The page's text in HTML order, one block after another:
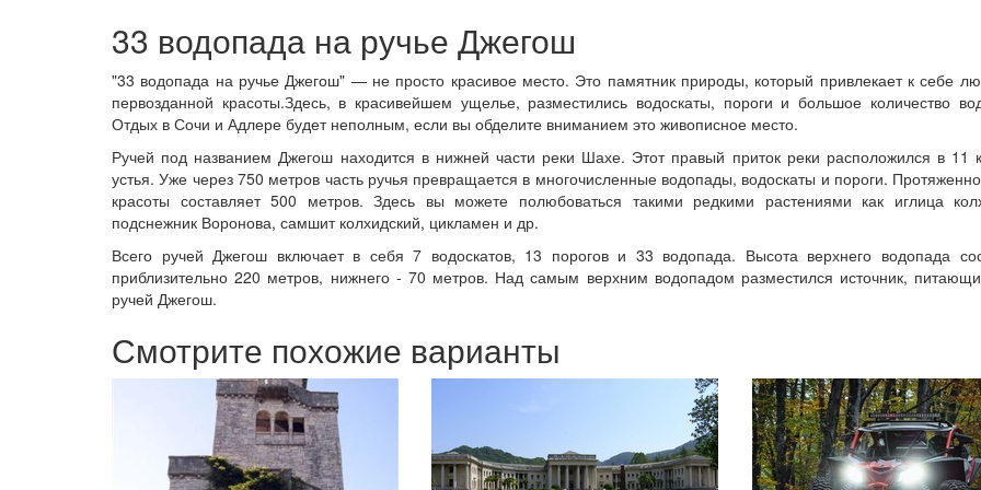
33 водопада на ручье Джегош
"33 водопада на ручье Джегош" — не просто красивое место. Это памятник природы, который привлекает к себе
первозданной красоты.Здесь, в красивейшем ущелье, разместились водоскаты, пороги и большое количество
Отдых в Сочи и Адлере будет неполным, если вы обделите вниманием это живописное место.
Ручей под названием Джегош находится в нижней части реки Шахе. Этот правый приток реки расположился в 11
устья. Уже через 750 метров часть ручья превращается в многочисленные водопады, водоскаты и пороги.
красоты составляет 500 метров. Здесь вы можете полюбоваться такими редкими растениями как иглица
подснежник Воронова, самшит колхидский, цикламен и др.
Всего ручей Джегош включает в себя 7 водоскатов, 13 порогов и 33 водопада. Высота верхнего водопада
приблизительно 220 метров, нижнего - 70 метров. Над самым верхним водопадом разместился источник,
ручей Джегош.
Смотрите похожие варианты